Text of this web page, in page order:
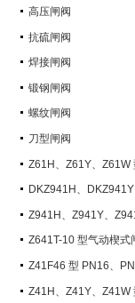
高压闸阀
抗硫闸阀
焊接闸阀
锻钢闸阀
螺纹闸阀
刀型闸阀
Z61H、Z61Y、Z61W
PN100~PN160 承插焊
DKZ941H、DKZ941Y
PN10~PN100 钢制真空
Z941H、Z941Y、
PN100~PN200 钢制电
Z641T-10 型气动楔式
Z41F46 型 PN16、
衬里楔式闸阀
Z41H、Z41Y、Z41W